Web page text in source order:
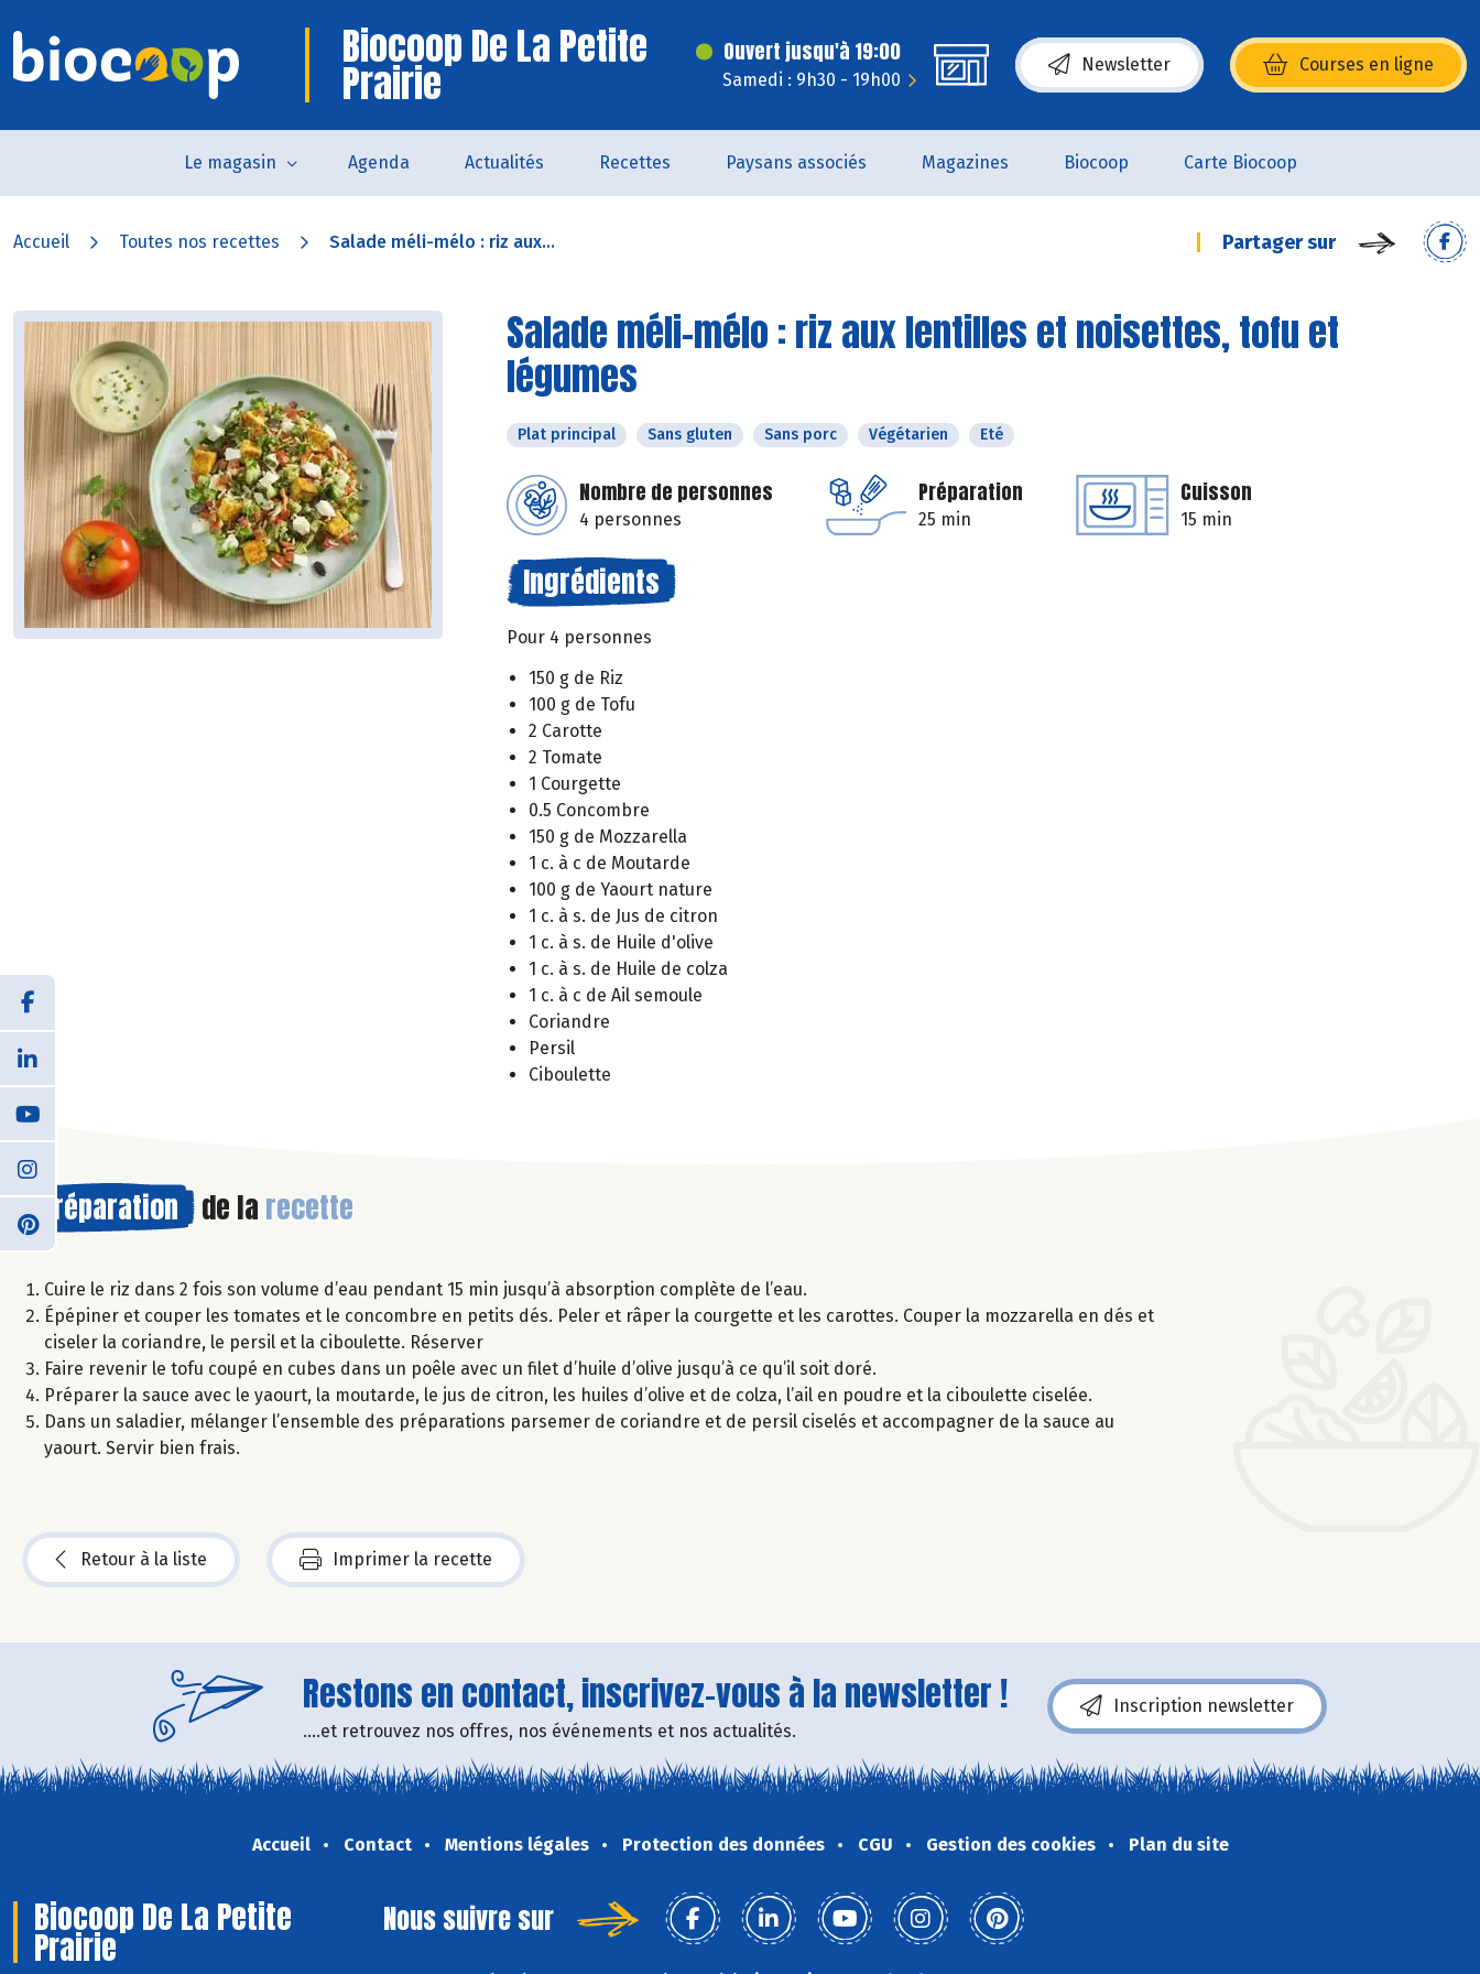
Biocoop De La Petite
Prairie
Ouvert jusqu'à 19:00
Samedi : 9h30 - 19h00
Newsletter Courses en ligne
(s’ouvre dans une nouvelle fenêtre)
Le magasin Agenda Actualités Recettes Paysans associés Magazines Biocoop Carte Biocoop
Accueil Toutes nos recettes Salade méli-mélo : riz aux... Partager sur
Salade méli-mélo : riz aux lentilles et noisettes, tofu et
légumes
Plat principal Sans gluten Sans porc Végétarien Eté
Nombre de personnes
4 personnes
Préparation
25 min
Cuisson
15 min
Ingrédients
Pour 4 personnes
150 g de Riz
100 g de Tofu
2 Carotte
2 Tomate
1 Courgette
0.5 Concombre
150 g de Mozzarella
1 c. à c de Moutarde
100 g de Yaourt nature
1 c. à s. de Jus de citron
1 c. à s. de Huile d'olive
1 c. à s. de Huile de colza
1 c. à c de Ail semoule
Coriandre
Persil
Ciboulette
Préparation de la recette
Cuire le riz dans 2 fois son volume d’eau pendant 15 min jusqu’à absorption complète de l’eau.
Épépiner et couper les tomates et le concombre en petits dés. Peler et râper la courgette et les carottes. Couper la mozzarella en dés et
ciseler la coriandre, le persil et la ciboulette. Réserver
Faire revenir le tofu coupé en cubes dans un poêle avec un filet d’huile d’olive jusqu’à ce qu’il soit doré.
Préparer la sauce avec le yaourt, la moutarde, le jus de citron, les huiles d’olive et de colza, l’ail en poudre et la ciboulette ciselée.
Dans un saladier, mélanger l’ensemble des préparations parsemer de coriandre et de persil ciselés et accompagner de la sauce au
yaourt. Servir bien frais.
Retour à la liste Imprimer la recette
Restons en contact, inscrivez-vous à la newsletter !
....et retrouvez nos offres, nos événements et nos actualités.
Inscription newsletter
Accueil Contact Mentions légales Protection des données CGU Gestion des cookies Plan du site
Biocoop De La Petite
Prairie
Nous suivre sur